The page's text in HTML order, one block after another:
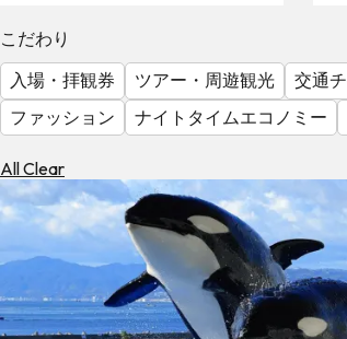
す
替
を
調
べ
天
を
見
る
こだわり
入場・拝観券
ツアー・周遊観光 交通
ファッション
ナイトタイムエコノミー
All Clear